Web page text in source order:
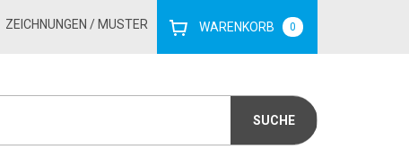
ZEICHNUNGEN / MUSTER WARENKORB 0